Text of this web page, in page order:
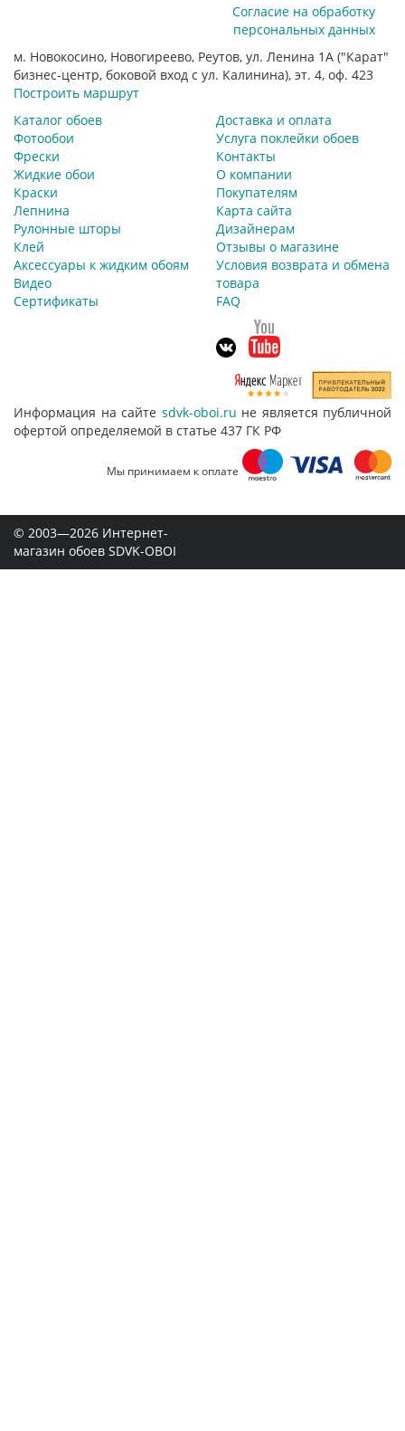
Согласие на обработку
персональных данных
м. Новокосино, Новогиреево, Реутов, ул. Ленина 1А ("Карат"
бизнес-центр, боковой вход с ул. Калинина), эт. 4, оф. 423
Построить маршрут
Каталог обоев
Фотообои
Фрески
Жидкие обои
Краски
Лепнина
Рулонные шторы
Клей
Аксессуары к жидким обоям
Видео
Сертификаты
Доставка и оплата
Услуга поклейки обоев
Контакты
О компании
Покупателям
Карта сайта
Дизайнерам
Отзывы о магазине
Условия возврата и обмена
товара
FAQ
Информация на сайте sdvk-oboi.ru не является публичной
офертой определяемой в статье 437 ГК РФ
Мы принимаем к оплате
© 2003—2026 Интернет-
магазин обоев SDVK-OBOI